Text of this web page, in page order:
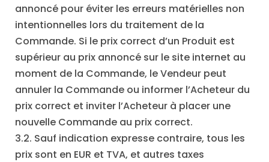
annoncé pour éviter les erreurs matérielles non
intentionnelles lors du traitement de la
Commande. Si le prix correct d’un Produit est
supérieur au prix annoncé sur le site internet au
moment de la Commande, le Vendeur peut
annuler la Commande ou informer l’Acheteur du
prix correct et inviter l’Acheteur à placer une
nouvelle Commande au prix correct.
3.2. Sauf indication expresse contraire, tous les
prix sont en EUR et TVA, et autres taxes